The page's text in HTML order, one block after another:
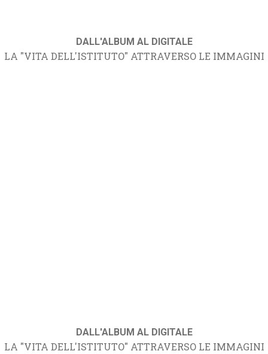
DALL'ALBUM AL DIGITALE
LA "VITA DELL'ISTITUTO" ATTRAVERSO LE IMMAGINI
DALL'ALBUM AL DIGITALE
LA "VITA DELL'ISTITUTO" ATTRAVERSO LE IMMAGINI